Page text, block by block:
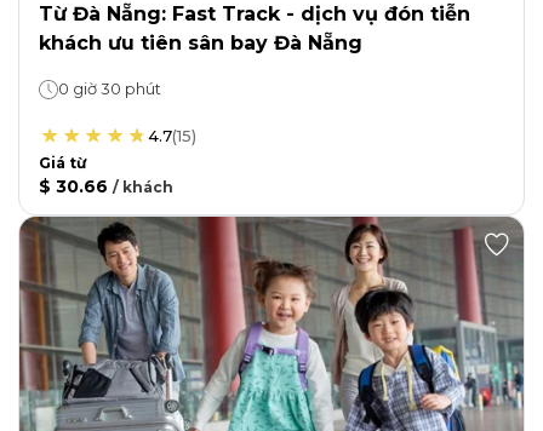
Từ Đà Nẵng: Fast Track - dịch vụ đón tiễn
khách ưu tiên sân bay Đà Nẵng
0 giờ 30 phút
4.7(15)
Giá từ
$ 30.66 / khách